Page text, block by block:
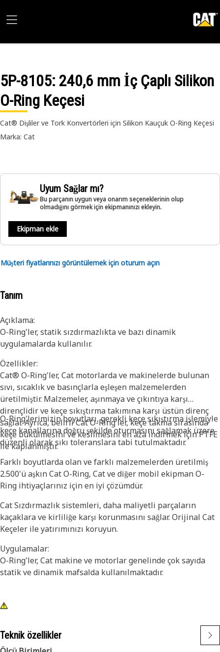
5P-8105: 240,6 mm İç Çaplı Silikon
O-Ring Keçesi
Cat® Dişliler ve Tork Konvertörleri için Silikon Kauçuk O-Ring Keçesi
Marka: Cat
Uyum Sağlar mı?
Bu parçanın uygun veya onarım seçeneklerinin olup
olmadığını görmek için ekipmanınızı ekleyin.
Ekipman ekle
Müşteri fiyatlarınızı görüntülemek için oturum açın
Tanım
Açıklama:
O-Ring'ler, statik sızdırmazlıkta ve bazı dinamik
uygulamalarda kullanılır.
Özellikler:
Cat® O-Ring'ler, Cat motorlarda ve makinelerde bulunan
sıvı, sıcaklık ve basınçlarla eşleşen malzemelerden
üretilmiştir. Malzemeler, aşınmaya ve çıkıntıya karşı
dirençlidir ve keçe sıkıştırma takımına karşı üstün direnç
sağlar. Ayrıca, belirli Cat O-Ring'ler, keçe takma sırasında
keçe bükülmesini ve kesilmesini en aza indirmek için PTFE
ile kaplanmıştır.
O-Ring'lerimizin boyutları, gerekli keçe sıkıştırma işlemiyle
keçe kanallarına doğru şekilde oturmasını sağlamak üzere
düzenli olarak sıkı toleranslara tabi tutulmaktadır.
Farklı boyutlarda olan ve farklı malzemelerden üretilmiş
2.500'ü aşkın Cat O-Ring, Cat ve diğer mobil ekipman O-
Ring ihtiyaçlarınız için en iyi çözümdür.
Cat Sızdırmazlık sistemleri, daha maliyetli parçaların
kaçaklara ve kirliliğe karşı korunmasını sağlar. Orijinal Cat
Keçeler ile yatırımınızı koruyun.
Uygulamalar:
O-Ring'ler, Cat makine ve motorlar genelinde çok sayıda
statik ve dinamik mafsalda kullanılmaktadır.
Teknik özellikler